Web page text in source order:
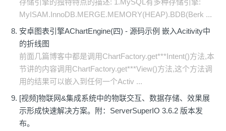
存储引擎的独特特点的描述: 1.MySQL有多种存储引擎:
MyISAM.InnoDB.MERGE.MEMORY(HEAP).BDB(Berk ...
安卓图表引擎AChartEngine(四) - 源码示例 嵌入Acitivity中
的折线图
前面几篇博客中都是调用ChartFactory.get***Intent()方法,本
节讲的内容调用ChartFactory.get***View()方法,这个方法调
用的结果可以嵌入到任何一个Activ ...
[视频]物联网&集成系统中的物联交互、数据存储、效果展
示形成快速解决方案。附：ServerSuperIO 3.6.2 版本发
布。